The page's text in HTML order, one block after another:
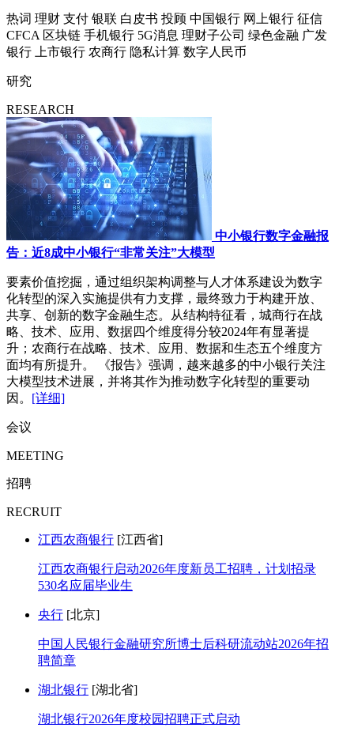
热词 理财 支付 银联 白皮书 投顾 中国银行 网上银行 征信
CFCA 区块链 手机银行 5G消息 理财子公司 绿色金融 广发
银行
上市银行 农商行 隐私计算 数字人民币
研究
RESEARCH
中小银行数字金融报
告：近8成中小银行“非常关注”大模型
要素价值挖掘，通过组织架构调整与人才体系建设为数字
化转型的深入实施提供有力支撑，最终致力于构建开放、
共享、创新的数字金融生态。从结构特征看，城商行在战
略、技术、应用、数据四个维度得分较2024年有显著提
升；农商行在战略、技术、应用、数据和生态五个维度方
面均有所提升。 《报告》强调，越来越多的中小银行关注
大模型技术进展，并将其作为推动数字化转型的重要动
因。 [详细]
会议
MEETING
招聘
RECRUIT
江西农商银行 [江西省]
江西农商银行启动2026年度新员工招聘，计划招录
530名应届毕业生
央行 [北京]
中国人民银行金融研究所博士后科研流动站2026年招
聘简章
湖北银行 [湖北省]
湖北银行2026年度校园招聘正式启动